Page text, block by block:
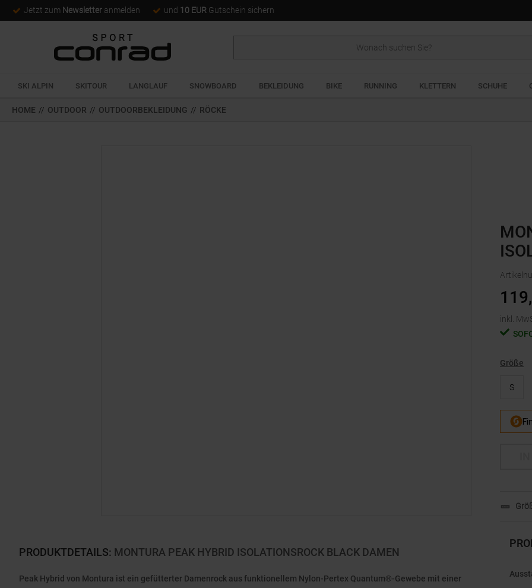
Jetzt zum Newsletter anmelden und 10 EUR Gutschein sichern
SKI ALPIN SKITOUR LANGLAUF SNOWBOARD BEKLEIDUNG BIKE RUNNING KLETTERN SCHUHE
HOME // OUTDOOR // OUTDOORBEKLEIDUNG // RÖCKE
PRODUKTDETAILS: MONTURA PEAK HYBRID ISOLATIONSROCK BLACK DAMEN
Peak Hybrid von Montura ist ein gefütterter Damenrock aus funktionellem Nylon-Pertex Quantum®-Gewebe mit einer
inkl.
Größe
S